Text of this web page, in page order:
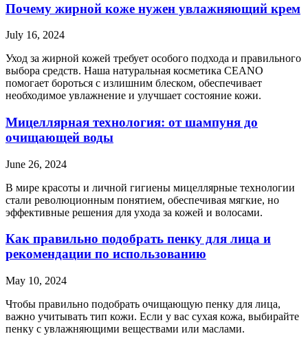
Почему жирной коже нужен увлажняющий крем
July 16, 2024
Уход за жирной кожей требует особого подхода и правильного
выбора средств. Наша натуральная косметика CEANO
помогает бороться с излишним блеском, обеспечивает
необходимое увлажнение и улучшает состояние кожи.
Мицеллярная технология: от шампуня до
очищающей воды
June 26, 2024
В мире красоты и личной гигиены мицеллярные технологии
стали революционным понятием, обеспечивая мягкие, но
эффективные решения для ухода за кожей и волосами.
Как правильно подобрать пенку для лица и
рекомендации по использованию
May 10, 2024
Чтобы правильно подобрать очищающую пенку для лица,
важно учитывать тип кожи. Если у вас сухая кожа, выбирайте
пенку с увлажняющими веществами или маслами.